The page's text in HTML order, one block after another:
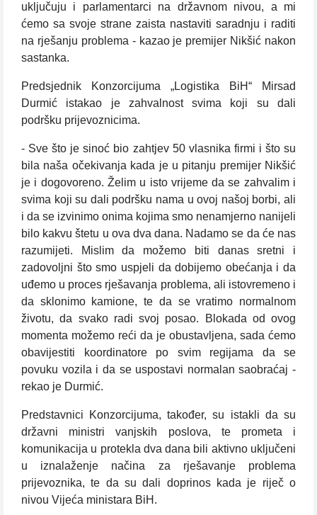
uključuju i parlamentarci na državnom nivou, a mi
ćemo sa svoje strane zaista nastaviti saradnju i raditi
na rješanju problema - kazao je premijer Nikšić nakon
sastanka.
Predsjednik Konzorcijuma „Logistika BiH“ Mirsad
Durmić istakao je zahvalnost svima koji su dali
podršku prijevoznicima.
- Sve što je sinoć bio zahtjev 50 vlasnika firmi i što su
bila naša očekivanja kada je u pitanju premijer Nikšić
je i dogovoreno. Želim u isto vrijeme da se zahvalim i
svima koji su dali podršku nama u ovoj našoj borbi, ali
i da se izvinimo onima kojima smo nenamjerno nanijeli
bilo kakvu štetu u ova dva dana. Nadamo se da će nas
razumijeti. Mislim da možemo biti danas sretni i
zadovoljni što smo uspjeli da dobijemo obećanja i da
uđemo u proces rješavanja problema, ali istovremeno i
da sklonimo kamione, te da se vratimo normalnom
životu, da svako radi svoj posao. Blokada od ovog
momenta možemo reći da je obustavljena, sada ćemo
obavijestiti koordinatore po svim regijama da se
povuku vozila i da se uspostavi normalan saobraćaj -
rekao je Durmić.
Predstavnici Konzorcijuma, također, su istakli da su
državni ministri vanjskih poslova, te prometa i
komunikacija u protekla dva dana bili aktivno uključeni
u iznalaženje načina za rješavanje problema
prijevoznika, te da su dali doprinos kada je riječ o
nivou Vijeća ministara BiH.